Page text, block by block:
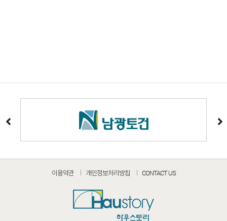
이용약관 개인정보처리방침 CONTACT US